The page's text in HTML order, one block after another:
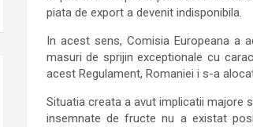
piata de export a devenit indisponibila.
In acest sens, Comisia Europeana a
masuri de sprijin exceptionale cu
acest Regulament, Romaniei i s-a
Situatia creata a avut implicatii majore
insemnate de fructe nu a existat